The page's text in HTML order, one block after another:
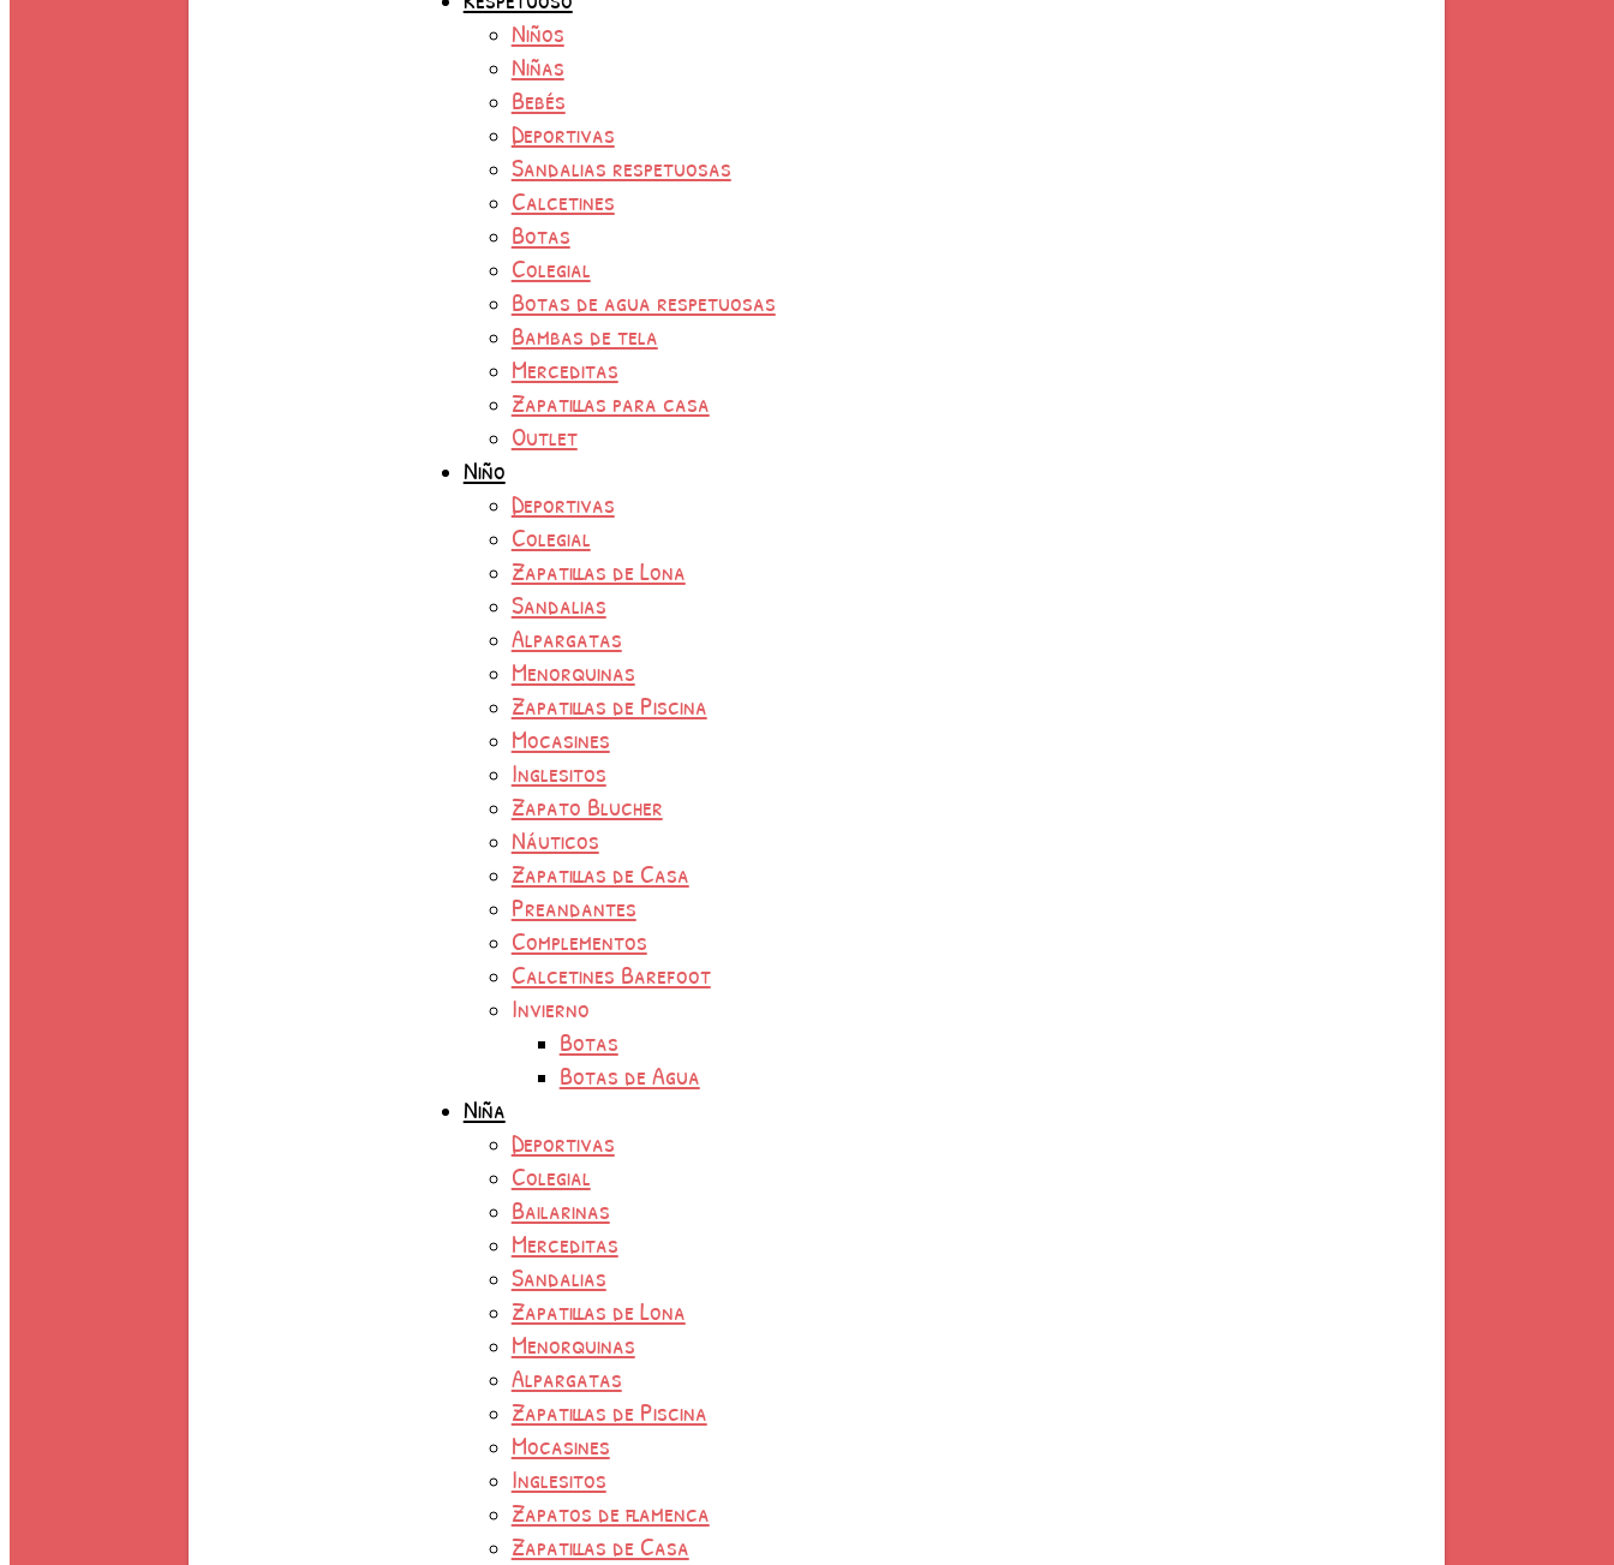
Niños
Niñas
Bebés
Deportivas
Sandalias respetuosas
Calcetines
Botas
Colegial
Botas de agua respetuosas
Bambas de tela
Merceditas
Zapatillas para casa
Outlet
Niño
Deportivas
Colegial
Zapatillas de Lona
Sandalias
Alpargatas
Menorquinas
Zapatillas de Piscina
Mocasines
Inglesitos
Zapato Blucher
Náuticos
Zapatillas de Casa
Preandantes
Complementos
Calcetines Barefoot
Invierno
Botas
Botas de Agua
Niña
Deportivas
Colegial
Bailarinas
Merceditas
Sandalias
Zapatillas de Lona
Menorquinas
Alpargatas
Zapatillas de Piscina
Mocasines
Inglesitos
Zapatos de flamenca
Zapatillas de Casa